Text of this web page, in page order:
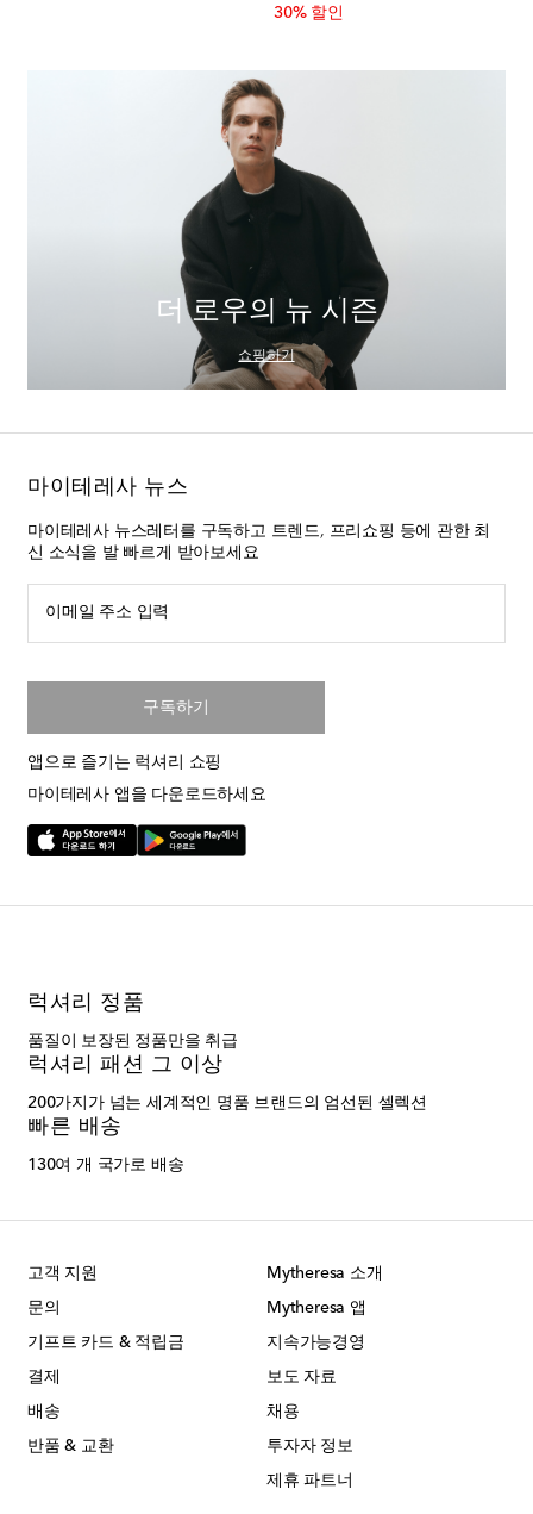
30% 할인
더 로우의 뉴 시즌
쇼핑하기
마이테레사 뉴스
마이테레사 뉴스레터를 구독하고 트렌드, 프리쇼핑 등에 관한 최
신 소식을 발 빠르게 받아보세요
이메일 주소 입력
구독하기
앱으로 즐기는 럭셔리 쇼핑
마이테레사 앱을 다운로드하세요
럭셔리 정품
품질이 보장된 정품만을 취급
럭셔리 패션 그 이상
200가지가 넘는 세계적인 명품 브랜드의 엄선된 셀렉션
빠른 배송
130여 개 국가로 배송
고객 지원
문의
기프트 카드 & 적립금
결제
배송
반품 & 교환
Mytheresa 소개
Mytheresa 앱
지속가능경영
보도 자료
채용
투자자 정보
제휴 파트너